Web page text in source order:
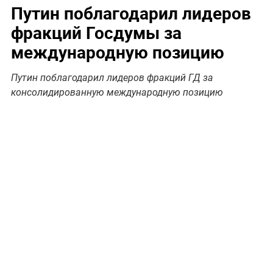
Путин поблагодарил лидеров
фракций Госдумы за
международную позицию
Путин поблагодарил лидеров фракций ГД за
консолидированную международную позицию